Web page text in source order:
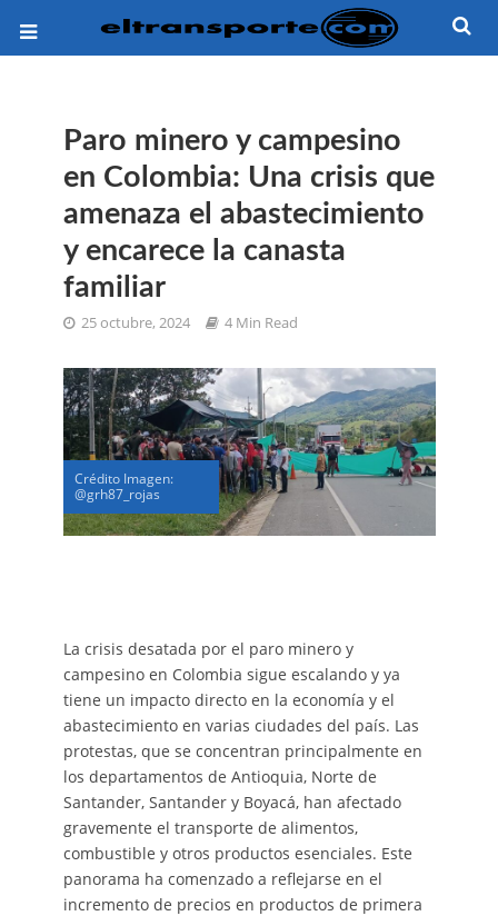
Paro minero y campesino
en Colombia: Una crisis que
amenaza el abastecimiento
y encarece la canasta
familiar
25 octubre, 2024 4 Min Read
Crédito Imagen:
@grh87_rojas
La crisis desatada por el paro minero y
campesino en Colombia sigue escalando y ya
tiene un impacto directo en la economía y el
abastecimiento en varias ciudades del país. Las
protestas, que se concentran principalmente en
los departamentos de Antioquia, Norte de
Santander, Santander y Boyacá, han afectado
gravemente el transporte de alimentos,
combustible y otros productos esenciales. Este
panorama ha comenzado a reflejarse en el
incremento de precios en productos de primera